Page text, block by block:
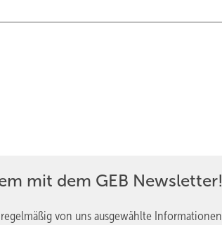
mit dem GEB Newsletter!
von uns ausgewählte Informationen